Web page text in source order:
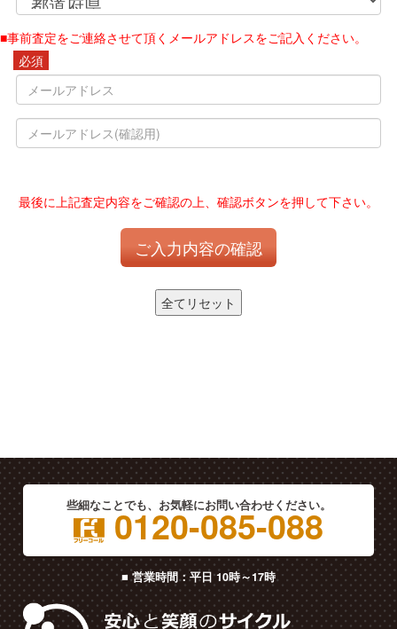
■事前査定をご連絡させて頂くメールアドレスをご記入ください。
必須
最後に上記査定内容をご確認の上、確認ボタンを押して下さい。
全てリセット
些細なことでも、お気軽にお問い合わせください。
0120-085-088
■ 営業時間：平日 10時～17時